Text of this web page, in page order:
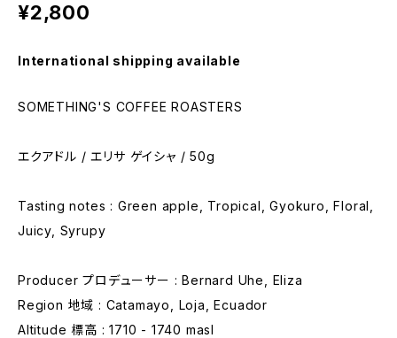
¥2,800
International shipping available
SOMETHING'S COFFEE ROASTERS
エクアドル / エリサ ゲイシャ / 50g
Tasting notes : Green apple, Tropical, Gyokuro, Floral,
Juicy, Syrupy
Producer プロデューサー : Bernard Uhe, Eliza
Region 地域 : Catamayo, Loja, Ecuador
Altitude 標高 : 1710 - 1740 masl